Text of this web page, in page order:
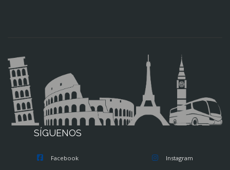
SÍGUENOS
Facebook Instagram